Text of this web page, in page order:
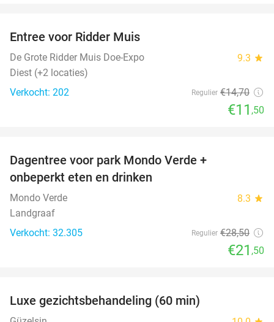
Entree voor Ridder Muis
De Grote Ridder Muis Doe-Expo 9.3 star
Diest (+2 locaties)
Verkocht: 202
Regulier €14,70
€11 ,50
Dagentree voor park Mondo Verde +
onbeperkt eten en drinken
Mondo Verde 8.3 star
Landgraaf
Verkocht: 32.305
Regulier €28,50
€21 ,50
Luxe gezichtsbehandeling (60 min)